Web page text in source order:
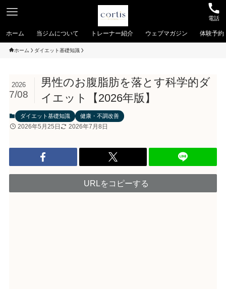
電話
ホーム 当ジムについて トレーナー紹介 ウェブマガジン 体験予約
ホーム ダイエット基礎知識
男性のお腹脂肪を落とす科学的ダ
イエット【2026年版】
2026
7/08
ダイエット基礎知識 健康・不調改善
2026年5月25日 2026年7月8日
URLをコピーする